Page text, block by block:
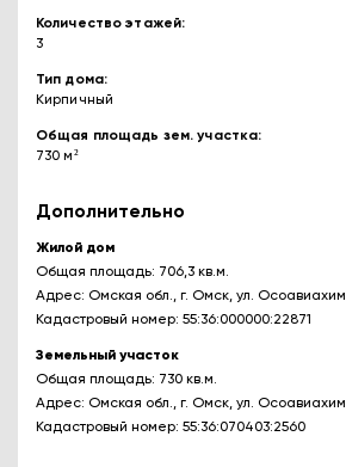
Количество этажей
3
Тип дома
Кирпичный
Общая площадь зем. участка
730 м²
Дополнительно
Жилой дом
Общая площадь: 706,3 кв.м.
Адрес: Омская обл., г. Омск, ул.
Кадастровый номер: 55:36:000000:22871
Земельный участок
Общая площадь: 730 кв.м.
Адрес: Омская обл., г. Омск, ул.
Кадастровый номер: 55:36:070403:2560